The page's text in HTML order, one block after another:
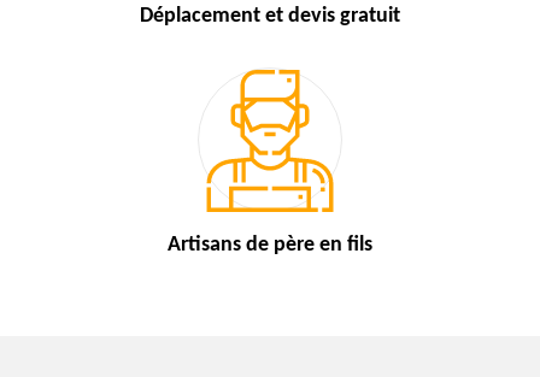
Déplacement et devis gratuit
Artisans de père en fils